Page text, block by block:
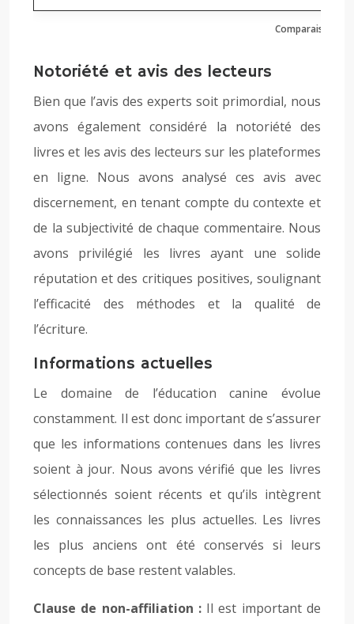
Comparaison
Notoriété et avis des lecteurs
Bien que l’avis des experts soit primordial, nous
avons également considéré la notoriété des
livres et les avis des lecteurs sur les plateformes
en ligne. Nous avons analysé ces avis avec
discernement, en tenant compte du contexte et
de la subjectivité de chaque commentaire. Nous
avons privilégié les livres ayant une solide
réputation et des critiques positives, soulignant
l’efficacité des méthodes et la qualité de
l’écriture.
Informations actuelles
Le domaine de l’éducation canine évolue
constamment. Il est donc important de s’assurer
que les informations contenues dans les livres
soient à jour. Nous avons vérifié que les livres
sélectionnés soient récents et qu’ils intègrent
les connaissances les plus actuelles. Les livres
les plus anciens ont été conservés si leurs
concepts de base restent valables.
Clause de non-affiliation : Il est important de